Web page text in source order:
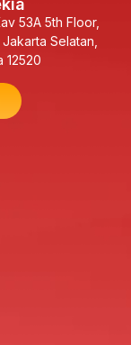
53A 5th Floor,
Selatan,
12520